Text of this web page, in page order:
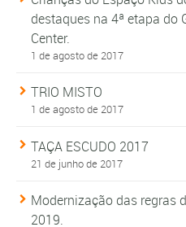
destaques na 4ª etapa do
Center.
1 de agosto de 2017
TRIO MISTO
1 de agosto de 2017
TAÇA ESCUDO 2017
21 de junho de 2017
Modernização das regras
2019.